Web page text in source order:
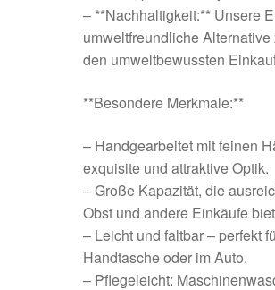
– **Nachhaltigkeit:** Unsere
umweltfreundliche
den umweltbewussten
**Besondere Merkmale:**
– Handgearbeitet mit feinen
exquisite und attraktive Optik.
– Große Kapazität, die
Obst und andere Einkäufe
– Leicht und faltbar – perfekt
Handtasche oder im Auto.
– Pflegeleicht: